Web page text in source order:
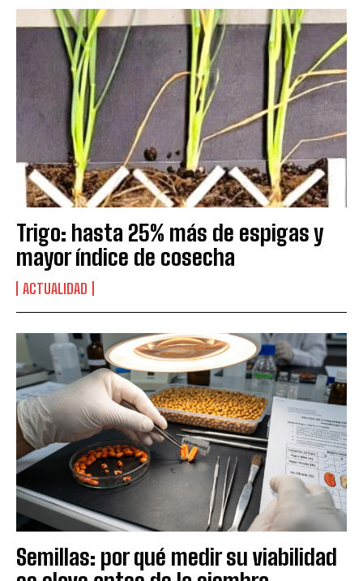
Trigo: hasta 25% más de espigas y
mayor índice de cosecha
ACTUALIDAD
Semillas: por qué medir su viabilidad